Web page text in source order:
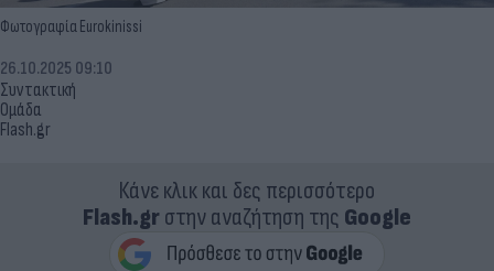
Φωτογραφία Eurokinissi
Συντακτική
Ομάδα
Flash.gr
26.10.2025 09:10
Κάνε κλικ και δες περισσότερο
Flash.grστην αναζήτηση της Google